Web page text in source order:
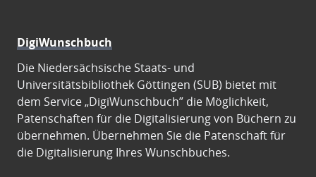
DigiWunschbuch
Die Niedersächsische Staats- und
Universitätsbibliothek Göttingen (SUB) bietet mit
dem Service „DigiWunschbuch” die Möglichkeit,
Patenschaften für die Digitalisierung von Büchern zu
übernehmen. Übernehmen Sie die Patenschaft für
die Digitalisierung Ihres Wunschbuches.